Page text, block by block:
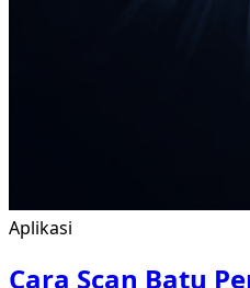
Aplikasi
Cara Scan Batu